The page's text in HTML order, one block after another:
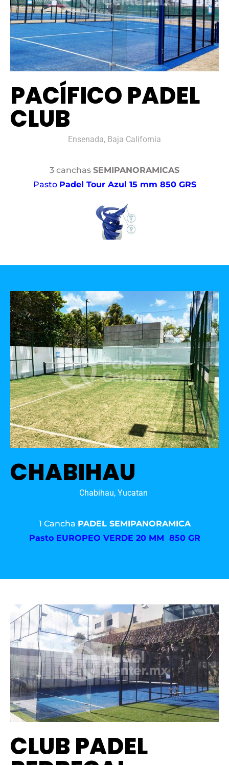
PACÍFICO PADEL
CLUB
Ensenada, Baja California
3 canchas SEMIPANORAMICAS
Pasto Padel Tour Azul 15 mm 850 GRS
CHABIHAU
Chabihau, Yucatan
1 Cancha PADEL SEMIPANORAMICA
Pasto EUROPEO VERDE 20 MM 850 GR
CLUB PADEL